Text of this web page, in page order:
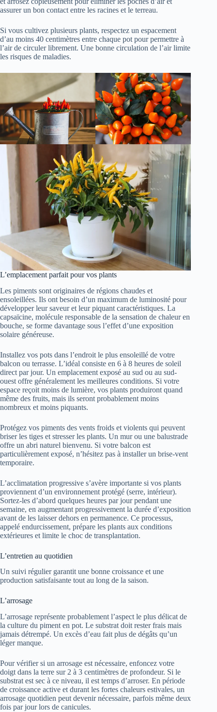
assurer un bon contact entre les racines et le terreau.
Si vous cultivez plusieurs plants, respectez un espacement
d’au moins 40 centimètres entre chaque pot pour permettre à
l’air de circuler librement. Une bonne circulation de l’air limite
les risques de maladies.
L’emplacement parfait pour vos plants
Les piments sont originaires de régions chaudes et
ensoleillées. Ils ont besoin d’un maximum de luminosité pour
développer leur saveur et leur piquant caractéristiques. La
capsaïcine, molécule responsable de la sensation de chaleur en
bouche, se forme davantage sous l’effet d’une exposition
solaire généreuse.
Installez vos pots dans l’endroit le plus ensoleillé de votre
balcon ou terrasse. L’idéal consiste en 6 à 8 heures de soleil
direct par jour. Un emplacement exposé au sud ou au sud-
ouest offre généralement les meilleures conditions. Si votre
espace reçoit moins de lumière, vos plants produiront quand
même des fruits, mais ils seront probablement moins
nombreux et moins piquants.
Protégez vos piments des vents froids et violents qui peuvent
briser les tiges et stresser les plants. Un mur ou une balustrade
offre un abri naturel bienvenu. Si votre balcon est
particulièrement exposé, n’hésitez pas à installer un brise-vent
temporaire.
L’acclimatation progressive s’avère importante si vos plants
proviennent d’un environnement protégé (serre, intérieur).
Sortez-les d’abord quelques heures par jour pendant une
semaine, en augmentant progressivement la durée d’exposition
avant de les laisser dehors en permanence. Ce processus,
appelé endurcissement, prépare les plants aux conditions
extérieures et limite le choc de transplantation.
L’entretien au quotidien
Un suivi régulier garantit une bonne croissance et une
production satisfaisante tout au long de la saison.
L’arrosage
L’arrosage représente probablement l’aspect le plus délicat de
la culture du piment en pot. Le substrat doit rester frais mais
jamais détrempé. Un excès d’eau fait plus de dégâts qu’un
léger manque.
Pour vérifier si un arrosage est nécessaire, enfoncez votre
doigt dans la terre sur 2 à 3 centimètres de profondeur. Si le
substrat est sec à ce niveau, il est temps d’arroser. En période
de croissance active et durant les fortes chaleurs estivales, un
arrosage quotidien peut devenir nécessaire, parfois même deux
fois par jour lors de canicules.